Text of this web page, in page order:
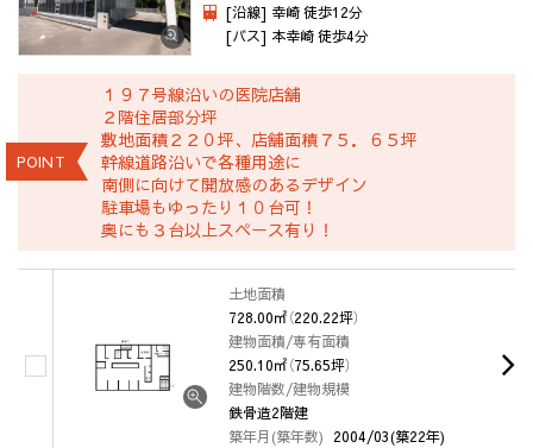
[沿線] 幸崎 徒歩12分
[バス] 本幸崎 徒歩4分
POINT
１９７号線沿いの医院店舗
２階住居部分坪
敷地面積２２０坪、店舗面積７５．６５坪
幹線道路沿いで各種用途に
南側に向けて開放感のあるデザイン
駐車場もゆったり１０台可！
奥にも３台以上スペース有り！
土地面積
728.00㎡（220.22坪）
建物面積/専有面積
250.10㎡（75.65坪）
建物階数/建物規模
鉄骨造2階建
築年月(築年数) 2004/03(築22年)